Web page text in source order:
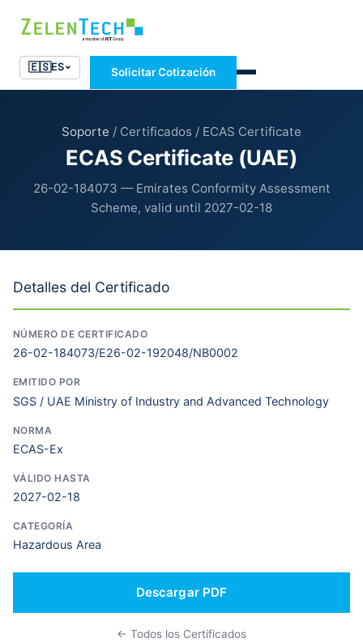
🇪🇸ES Solicitar Cotización
Soporte / Certificados / ECAS Certificate
ECAS Certificate (UAE)
26-02-184073 — Emirates Conformity Assessment
Scheme, valid until 2027-02-18
Detalles del Certificado
NÚMERO DE CERTIFICADO
26-02-184073/E26-02-192048/NB0002
EMITIDO POR
SGS / UAE Ministry of Industry and Advanced Technology
NORMA
ECAS-Ex
VÁLIDO HASTA
2027-02-18
CATEGORÍA
Hazardous Area
Descargar PDF
← Todos los Certificados